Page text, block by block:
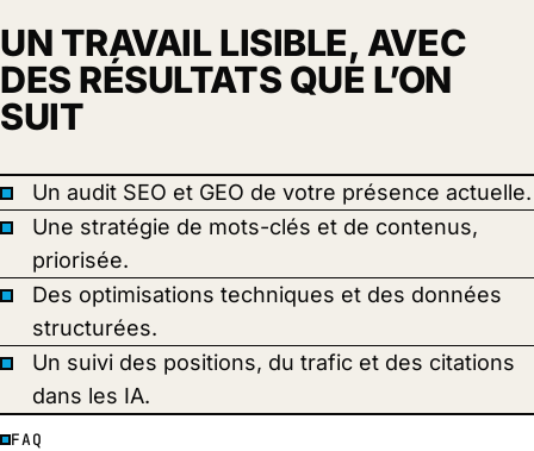
UN TRAVAIL LISIBLE, AVEC
DES RÉSULTATS QUE L’ON
SUIT
Un audit SEO et GEO de votre présence actuelle.
Une stratégie de mots-clés et de contenus,
priorisée.
Des optimisations techniques et des données
structurées.
Un suivi des positions, du trafic et des citations
dans les IA.
FAQ